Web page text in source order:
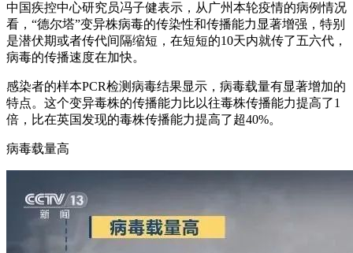
中国疾控中心研究员冯子健表示，从广州本轮疫情的病例情况
看，“德尔塔”变异株病毒的传染性和传播能力显著增强，特别
是潜伏期或者传代间隔缩短，在短短的10天内就传了五六代，
病毒的传播速度在加快。
感染者的样本PCR检测病毒结果显示，病毒载量有显著增加的
特点。这个变异毒株的传播能力比以往毒株传播能力提高了1
倍，比在英国发现的毒株传播能力提高了超40%。
病毒载量高